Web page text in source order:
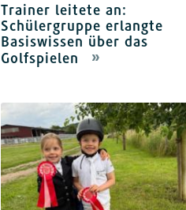
Trainer leitete an:
Schülergruppe erlangte
Basiswissen über das
Golfspielen